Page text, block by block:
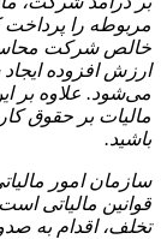
مربوطه را
خالص شرکت
ارزش افزوده
می‌شود. علاوه بر
مالیات بر حقوق
باشید.
سازمان امور
قوانین مالیاتی
تخلف، اقدام به